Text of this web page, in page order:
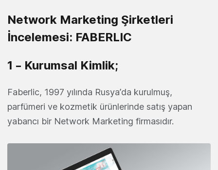
Network Marketing Şirketleri
İncelemesi: FABERLIC
1 – Kurumsal Kimlik;
Faberlic, 1997 yılında Rusya’da kurulmuş,
parfümeri ve kozmetik ürünlerinde satış yapan
yabancı bir Network Marketing firmasıdır.